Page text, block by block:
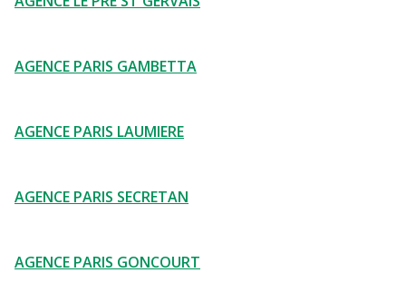
AGENCE PARIS GAMBETTA
AGENCE PARIS LAUMIERE
AGENCE PARIS SECRETAN
AGENCE PARIS GONCOURT